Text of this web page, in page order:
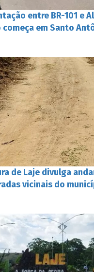
entre BR-101 e
em Santo
de Laje divulga
vicinais do